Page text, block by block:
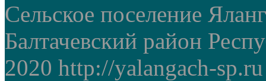
Сельское поселение
Балтачевский район
2020 http://yalangach-sp.ru